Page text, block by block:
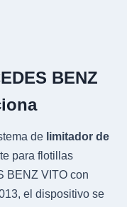
BENZ
de limitador de
para flotillas
BENZ VITO con
el dispositivo se